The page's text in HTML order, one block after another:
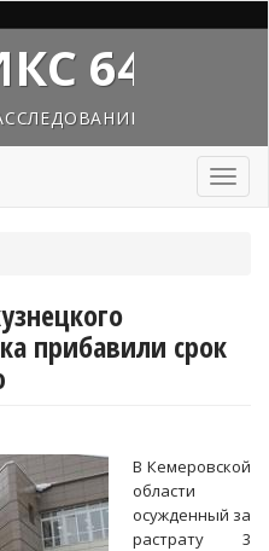
64
Toggle
прибавили срок
В Кемеровской
области
осужденный за
растрату 3